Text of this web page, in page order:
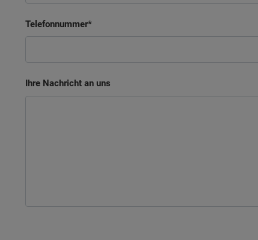
Telefonnummer
Ihre Nachricht an uns